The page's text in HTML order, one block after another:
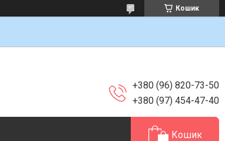
Кошик
+380 (96) 820-73-50
+380 (97) 454-47-40
Кошик